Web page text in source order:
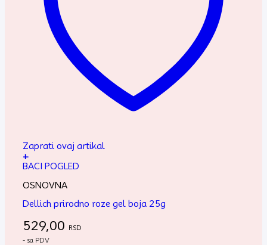
Zaprati ovaj artikal
+
BACI POGLED
OSNOVNA
Dellich prirodno roze gel boja 25g
529,00 RSD
- sa PDV